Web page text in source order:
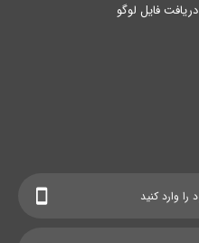
دریافت فایل لوگو